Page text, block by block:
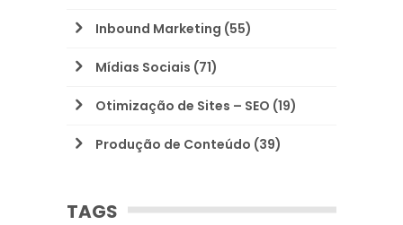
Inbound Marketing (55)
Mídias Sociais (71)
Otimização de Sites – SEO (19)
Produção de Conteúdo (39)
TAGS